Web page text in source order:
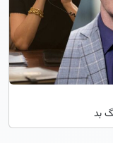
بد